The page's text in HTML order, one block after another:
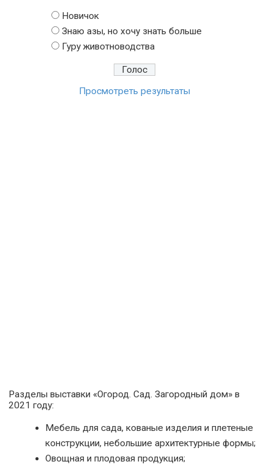
Новичок
Знаю азы, но хочу знать больше
Гуру животноводства
Просмотреть результаты
Разделы выставки «Огород. Сад. Загородный дом» в
2021 году:
Мебель для сада, кованые изделия и плетеные
конструкции, небольшие архитектурные формы;
Овощная и плодовая продукция;